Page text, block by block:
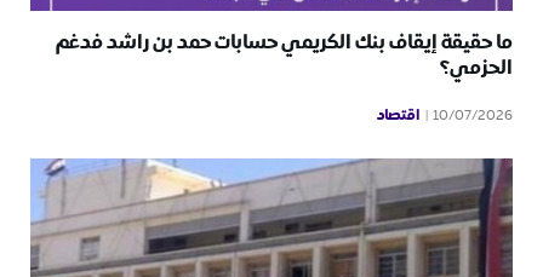
ما حقيقة إيقاف بنك الكريمي حسابات حمد بن راشد فدغم
الحزمي؟
10/07/2026 اقتصاد